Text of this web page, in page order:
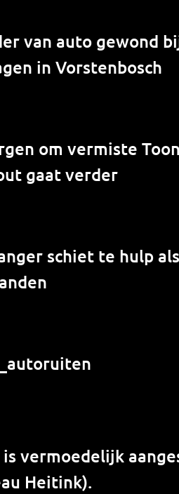
van auto gewond
in Vorstenbosch
om vermiste
gaat verder
schiet te hulp
vermoedelijk
Heitink).